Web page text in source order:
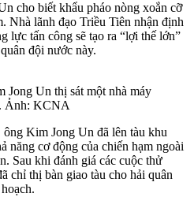
cho biết khẩu pháo nòng xoắn cỡ
Nhà lãnh đạo Triều Tiên nhận định
lực tấn công sẽ tạo ra “lợi thế lớn”
đội nước này.
Jong Un thị sát một nhà máy
Ảnh: KCNA
Kim Jong Un đã lên tàu khu
năng cơ động của chiến hạm ngoài
Sau khi đánh giá các cuộc thử
chỉ thị bàn giao tàu cho hải quân